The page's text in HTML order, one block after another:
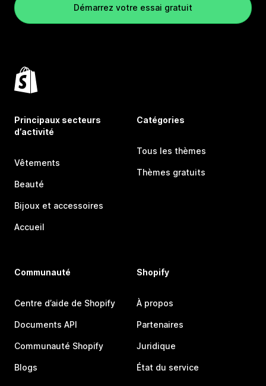
Démarrez votre essai gratuit
Principaux secteurs
d’activité
Vêtements
Beauté
Bijoux et accessoires
Accueil
Catégories
Tous les thèmes
Thèmes gratuits
Communauté
Centre d’aide de Shopify
Documents API
Communauté Shopify
Blogs
Shopify
À propos
Partenaires
Juridique
État du service